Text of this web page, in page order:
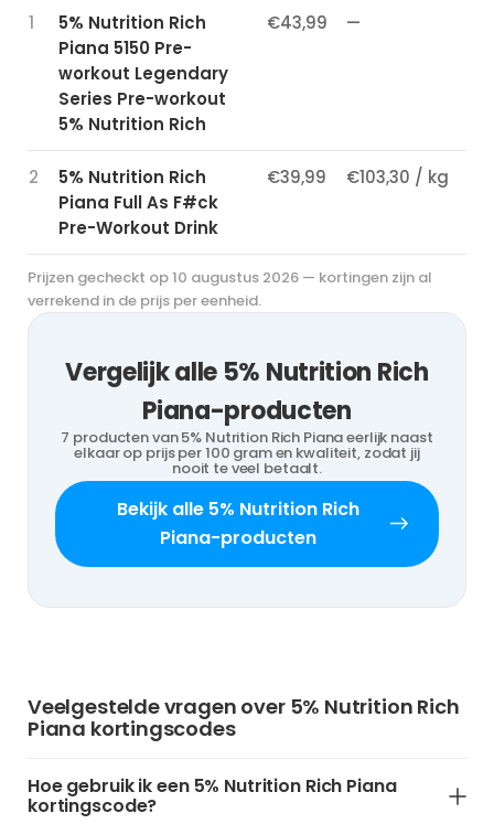
1
5% Nutrition Rich
Piana 5150 Pre-
workout Legendary
Series Pre-workout
5% Nutrition Rich
€43,99 —
2
5% Nutrition Rich
Piana Full As F#ck
Pre-Workout Drink
€39,99 €103,30 / kg
Prijzen gecheckt op 10 augustus 2026 — kortingen zijn al
verrekend in de prijs per eenheid.
Vergelijk alle 5% Nutrition Rich
Piana-producten
7 producten van 5% Nutrition Rich Piana eerlijk naast
elkaar op prijs per 100 gram en kwaliteit, zodat jij
nooit te veel betaalt.
Bekijk alle 5% Nutrition Rich
Piana-producten
Veelgestelde vragen over 5% Nutrition Rich
Piana kortingscodes
Hoe gebruik ik een 5% Nutrition Rich Piana
kortingscode?